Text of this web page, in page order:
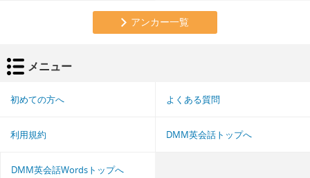
アンカー一覧
メニュー
初めての方へ よくある質問
利用規約 DMM英会話トップへ
DMM英会話Wordsトップへ